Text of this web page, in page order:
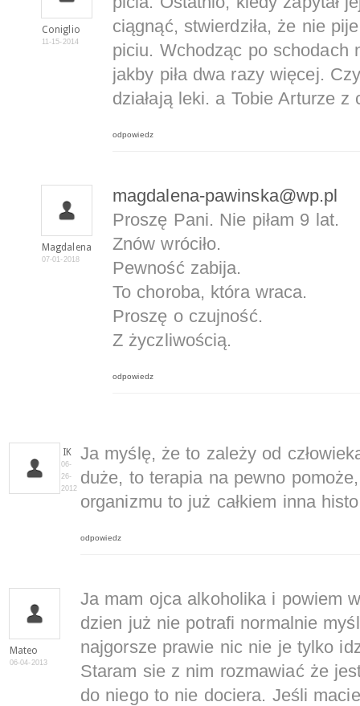
Coniglio
11-15-2014
ciągnąć, stwierdziła, że nie
piciu. Wchodząc po schodach
jakby piła dwa razy więcej.
działają leki. a Tobie Arturze z
odpowiedz
Magdalena
07-01-2018
magdalena-pawinska@wp.pl
Proszę Pani. Nie piłam 9 lat.
Znów wróciło.
Pewność zabija.
To choroba, która wraca.
Proszę o czujność.
Z życzliwością.
odpowiedz
IK
06-
26-
2012
Ja myślę, że to zależy od
duże, to terapia na pewno
organizmu to już całkiem inna
odpowiedz
Mateo
06-04-2013
Ja mam ojca alkoholika i powiem
dzien już nie potrafi normalnie
najgorsze prawie nic nie je tylko
Staram sie z nim rozmawiać że
do niego to nie dociera. Jeśli